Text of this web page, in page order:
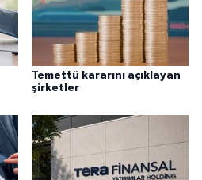
Temettü kararını açıklayan
şirketler